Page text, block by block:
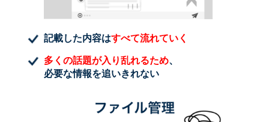
記載した内容はすべて流れていく
多くの話題が入り乱れるため、
必要な情報を追いきれない